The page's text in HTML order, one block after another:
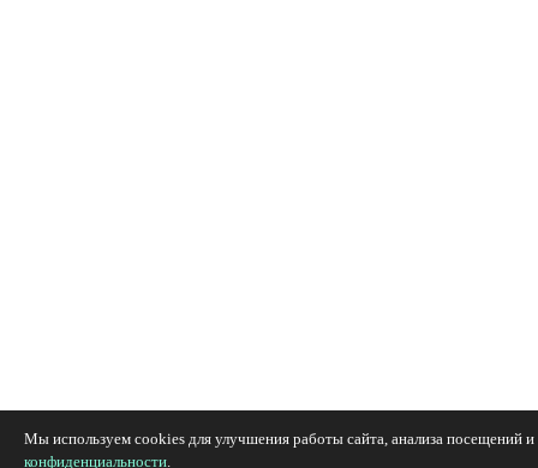
Мы используем cookies для улучшения работы сайта, анализа посещений
конфиденциальности.